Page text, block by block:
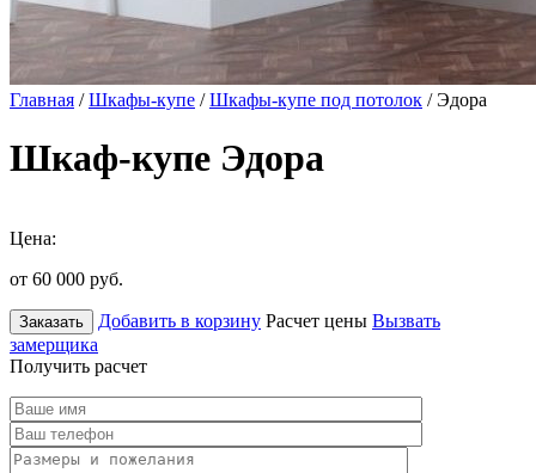
Главная /Шкафы-купе /Шкафы-купе под потолок / Эдора
Шкаф-купе Эдора
Цена:
от 60 000 руб.
Заказать Добавить в корзину Расчет цены Вызвать
замерщика
Получить расчет